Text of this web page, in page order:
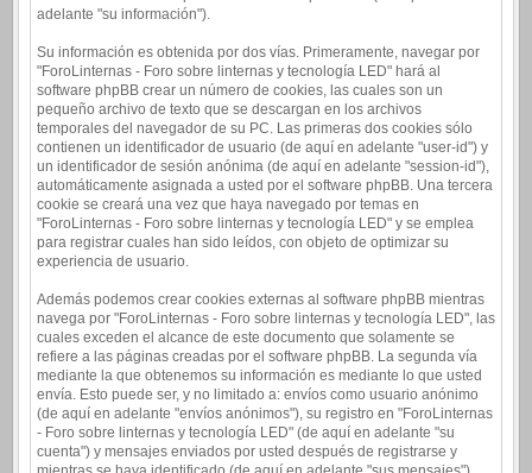
adelante "su información").
Su información es obtenida por dos vías. Primeramente, navegar por
"ForoLinternas - Foro sobre linternas y tecnología LED" hará al
software phpBB crear un número de cookies, las cuales son un
pequeño archivo de texto que se descargan en los archivos
temporales del navegador de su PC. Las primeras dos cookies sólo
contienen un identificador de usuario (de aquí en adelante "user-id") y
un identificador de sesión anónima (de aquí en adelante "session-id"),
automáticamente asignada a usted por el software phpBB. Una tercera
cookie se creará una vez que haya navegado por temas en
"ForoLinternas - Foro sobre linternas y tecnología LED" y se emplea
para registrar cuales han sido leídos, con objeto de optimizar su
experiencia de usuario.
Además podemos crear cookies externas al software phpBB mientras
navega por "ForoLinternas - Foro sobre linternas y tecnología LED", las
cuales exceden el alcance de este documento que solamente se
refiere a las páginas creadas por el software phpBB. La segunda vía
mediante la que obtenemos su información es mediante lo que usted
envía. Esto puede ser, y no limitado a: envíos como usuario anónimo
(de aquí en adelante "envíos anónimos"), su registro en "ForoLinternas
- Foro sobre linternas y tecnología LED" (de aquí en adelante "su
cuenta") y mensajes enviados por usted después de registrarse y